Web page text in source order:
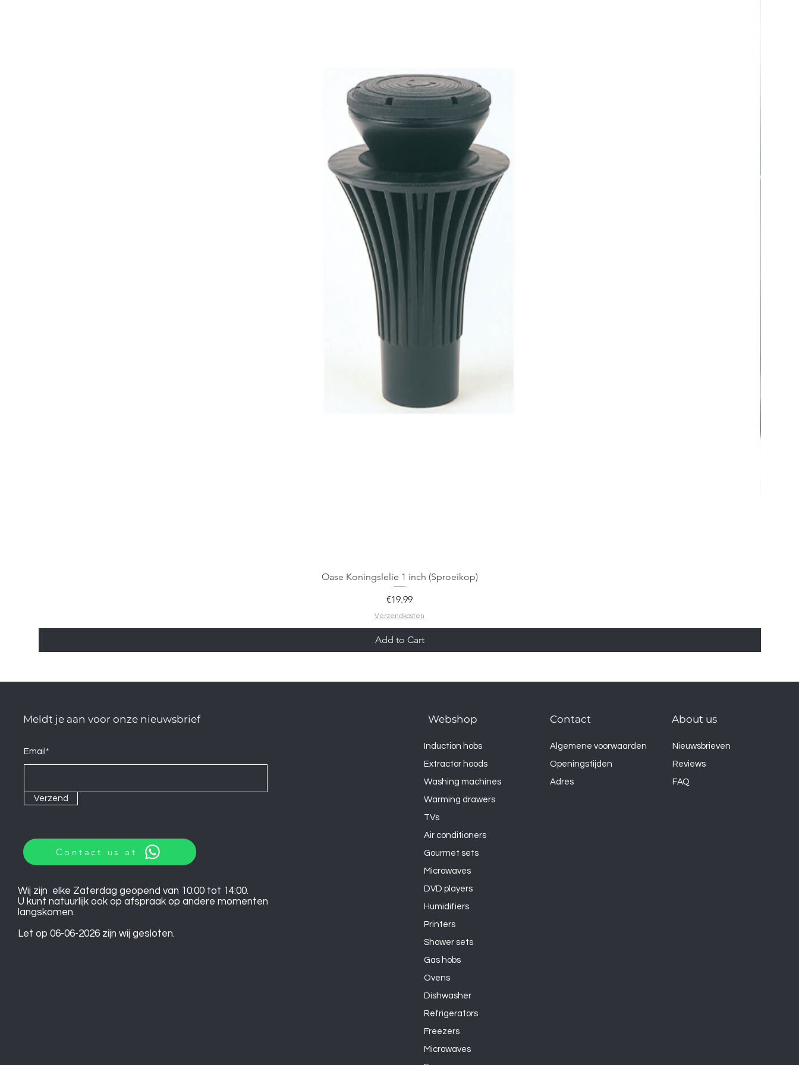
Oase Koningslelie 1 inch (Sproeikop)
Price
€19.99
Verzendkosten
Add to Cart
Meldt je aan voor onze nieuwsbrief
Email*
Verzend
Contact us at
Wij zijn elke Zaterdag geopend van 10:00 tot 14:00.
U kunt natuurlijk ook op afspraak op andere momenten
langskomen.
Let op 06-06-2026 zijn wij gesloten.
Webshop
Induction hobs
Extractor hoods
Washing machines
Warming drawers
TVs
Air conditioners
Gourmet sets
Microwaves
DVD players
Humidifiers
Printers
Shower sets
Gas hobs
Ovens
Dishwasher
Refrigerators
Freezers
Microwaves
About us
Nieuwsbrieven
Reviews
FAQ
Contact
Algemene voorwaarden
Openingstijden
Adres